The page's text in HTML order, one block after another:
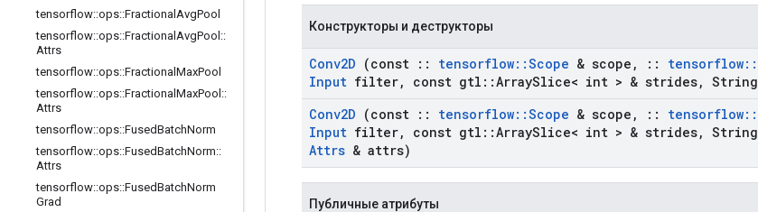
tensorflow::ops::Fractional AvgPool
tensorflow::ops::Fractional AvgPool ::
Attrs
tensorflow::ops::Fractional MaxPool
tensorflow::ops::Fractional MaxPool ::
Attrs
tensorflow::ops::FusedBatchNorm
tensorflow::ops::FusedBatchNorm::
Attrs
tensorflow::ops::FusedBatchNorm
Grad
Конструкторы и деструкторы
Conv2D (const :: tensorflow::Scope & scope , :: tensorflow::
Input filter, const gtl ::ArraySlice< int > & strides, String
Conv2D (const :: tensorflow::Scope & scope , :: tensorflow::
Input filter, const gtl ::ArraySlice< int > & strides, String
Attrs & attrs)
Публичные атрибуты